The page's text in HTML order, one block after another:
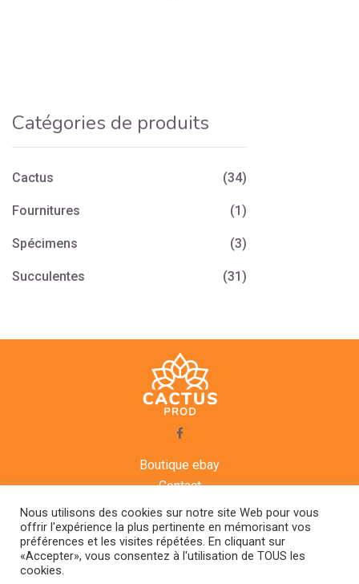
Catégories de produits
Cactus (34)
Fournitures (1)
Spécimens (3)
Succulentes (31)
Boutique ebay
Contact
Mentions légales
Agenda
Nous utilisons des cookies sur notre site Web pour vous
offrir l'expérience la plus pertinente en mémorisant vos
préférences et les visites répétées. En cliquant sur
«Accepter», vous consentez à l'utilisation de TOUS les
cookies.